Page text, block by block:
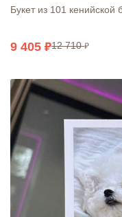
Букет из 101 кенийской
9 405 12 710